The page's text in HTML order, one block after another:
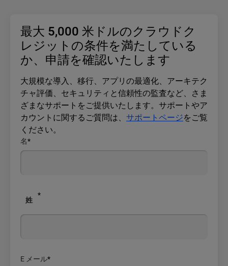
最大 5,000 米ドルのクラウドク
レジットの条件を満たしている
か、申請を確認いたします
大規模な導入、移行、アプリの最適化、アーキテク
チャ評価、セキュリティと信頼性の監査など、さま
ざまなサポートをご提供いたします。サポートやア
カウントに関するご質問は、 サポートページをご覧
ください。
*
名
*
姓
*
E メール